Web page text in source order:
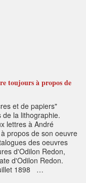
toujours à propos de
et de papiers"
de la lithographie.
lettres à André
propos de son oeuvre
des oeuvres
d'Odilon Redon,
d'Odilon Redon.
1898 …